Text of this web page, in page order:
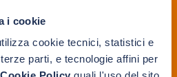
i cookie
cookie tecnici, statistici e
parti, e tecnologie affini per
IL TUO
showroom con un consulente